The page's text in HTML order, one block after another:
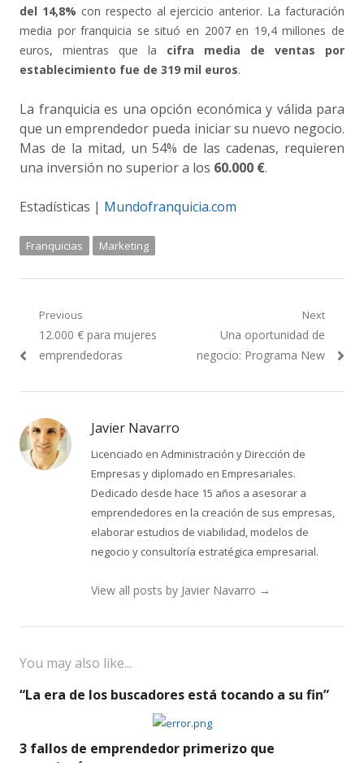
del 14,8% con respecto al ejercicio anterior. La facturación
media por franquicia se situó en 2007 en 19,4 millones de
euros, mientras que la cifra media de ventas por
establecimiento fue de 319 mil euros.
La franquicia es una opción económica y válida para
que un emprendedor pueda iniciar su nuevo negocio.
Mas de la mitad, un 54% de las cadenas, requieren
una inversión no superior a los 60.000 €.
Estadísticas | Mundofranquicia.com
Franquicias Marketing
Navegación
de
Previous
Previous
post:
12.000 € para mujeres
emprendedoras
Next
Next
post:
Una oportunidad de
negocio: Programa New
Javier Navarro
Licenciado en Administración y Dirección de
Empresas y diplomado en Empresariales.
Dedicado desde hace 15 años a asesorar a
emprendedores en la creación de sus empresas,
elaborar estudios de viabilidad, modelos de
negocio y consultoría estratégica empresarial.
View all posts by Javier Navarro →
You may also like...
“La era de los buscadores está tocando a su fin”
3 fallos de emprendedor primerizo que